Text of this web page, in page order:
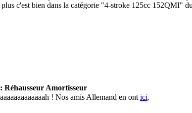
c'est bien dans la catégorie "4-stroke 125cc 152QMI"
Réhausseur Amortisseur
! Nos amis Allemand en ont ici.